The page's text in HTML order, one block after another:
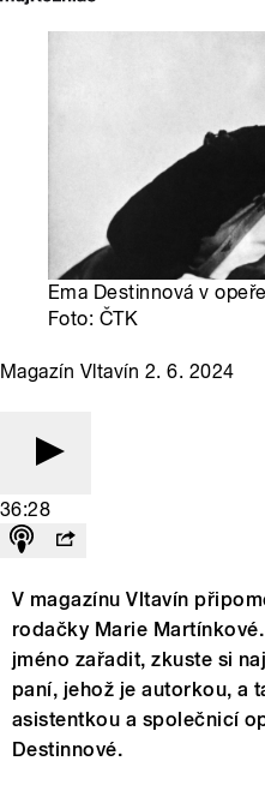
Ema Destinnová v opeře
Foto: ČTK
Magazín Vltavín 2. 6. 2024
36:28
V magazínu Vltavín
rodačky Marie
jméno zařadit, zkuste si
paní, jehož je autorkou, a
asistentkou a společnicí
Destinnové.